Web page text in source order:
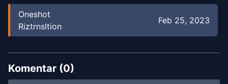
Oneshot
Riztrnsltion
Feb 25, 2023
Komentar (0)